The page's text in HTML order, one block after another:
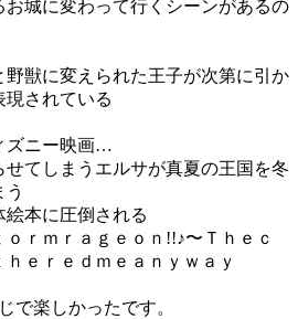
城に変わって行くシーンがあるの
獣に変えられた王子が次第に引か
されている
ズニー映画…
てしまうエルサが真夏の王国を冬
絵本に圧倒される
ｒｍｒａｇｅｏｎ!!♪〜Ｔｈｅｃ
ｅｒｅｄｍｅａｎｙｗａｙ
で楽しかったです。